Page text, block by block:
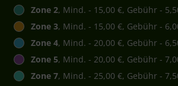
Zone 2, Mind. - 15,00 €, Gebühr -
Zone 3, Mind. - 15,00 €, Gebühr -
Zone 4, Mind. - 20,00 €, Gebühr -
Zone 5, Mind. - 20,00 €, Gebühr -
Zone 7, Mind. - 25,00 €, Gebühr -